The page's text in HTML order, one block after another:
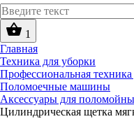
shopping_basket 1
Главная
Техника для уборки
Профессиональная
Поломоечные машины
Аксессуары для
Цилиндрическая щетка